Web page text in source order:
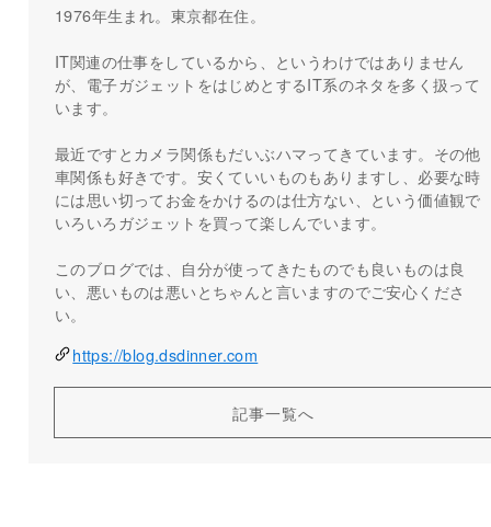
1976年生まれ。東京都在住。
IT関連の仕事をしているから、というわけではありません
が、電子ガジェットをはじめとするIT系のネタを多く扱って
います。
最近ですとカメラ関係もだいぶハマってきています。その他
車関係も好きです。安くていいものもありますし、必要な時
には思い切ってお金をかけるのは仕方ない、という価値観で
いろいろガジェットを買って楽しんでいます。
このブログでは、自分が使ってきたものでも良いものは良
い、悪いものは悪いとちゃんと言いますのでご安心くださ
い。
https://blog.dsdinner.com
記事一覧へ